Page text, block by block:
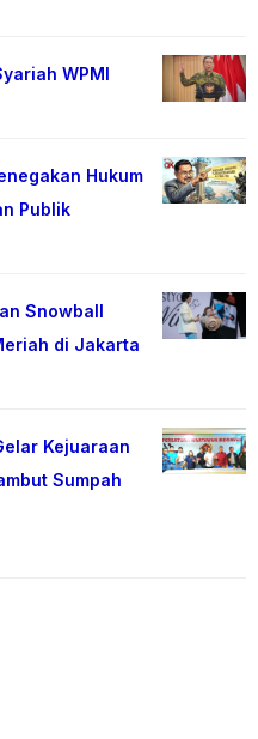
WPMI
Hukum
Publik
Snowball
di Jakarta
Kejuaraan
Sumpah